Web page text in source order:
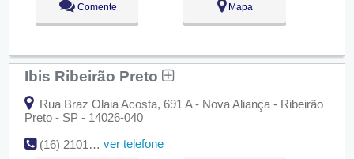
Comente Mapa
Ibis Ribeirão Preto
Rua Braz Olaia Acosta, 691 A - Nova Aliança - Ribeirão
Preto - SP - 14026-040
(16) 2101-2950
ver telefone